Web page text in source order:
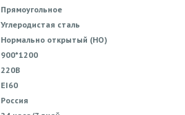
Прямоугольное
Углеродистая сталь
Нормально открытый (НО)
900*1200
220В
EI60
Россия